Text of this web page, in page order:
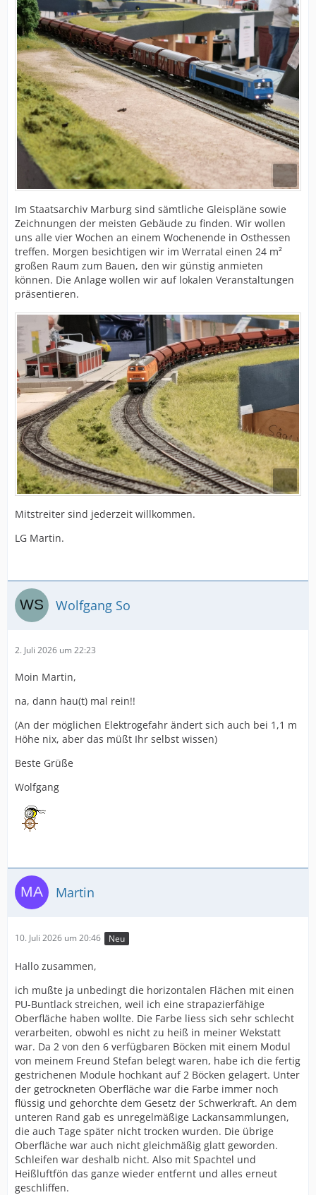
Im Staatsarchiv Marburg sind sämtliche Gleispläne sowie
Zeichnungen der meisten Gebäude zu finden. Wir wollen
uns alle vier Wochen an einem Wochenende in Osthessen
treffen. Morgen besichtigen wir im Werratal einen 24 m²
großen Raum zum Bauen, den wir günstig anmieten
können. Die Anlage wollen wir auf lokalen Veranstaltungen
präsentieren.
Mitstreiter sind jederzeit willkommen.
LG Martin.
Wolfgang So
2. Juli 2026 um 22:23
Moin Martin,
na, dann hau(t) mal rein!!
(An der möglichen Elektrogefahr ändert sich auch bei 1,1 m
Höhe nix, aber das müßt Ihr selbst wissen)
Beste Grüße
Wolfgang
Martin
10. Juli 2026 um 20:46 Neu
Hallo zusammen,
ich mußte ja unbedingt die horizontalen Flächen mit einen
PU-Buntlack streichen, weil ich eine strapazierfähige
Oberfläche haben wollte. Die Farbe liess sich sehr schlecht
verarbeiten, obwohl es nicht zu heiß in meiner Wekstatt
war. Da 2 von den 6 verfügbaren Böcken mit einem Modul
von meinem Freund Stefan belegt waren, habe ich die fertig
gestrichenen Module hochkant auf 2 Böcken gelagert. Unter
der getrockneten Oberfläche war die Farbe immer noch
flüssig und gehorchte dem Gesetz der Schwerkraft. An dem
unteren Rand gab es unregelmäßige Lackansammlungen,
die auch Tage später nicht trocken wurden. Die übrige
Oberfläche war auch nicht gleichmäßig glatt geworden.
Schleifen war deshalb nicht. Also mit Spachtel und
Heißluftfön das ganze wieder entfernt und alles erneut
geschliffen.